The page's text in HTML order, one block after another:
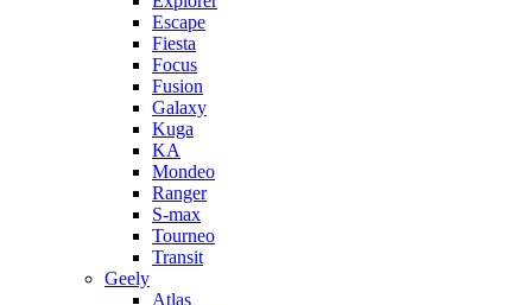
Escape
Fiesta
Focus
Fusion
Galaxy
Kuga
KA
Mondeo
Ranger
S-max
Tourneo
Transit
Geely
Atlas